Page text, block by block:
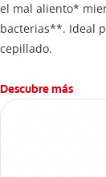
el mal aliento*
bacterias**. Ideal
cepillado.
Descubre más